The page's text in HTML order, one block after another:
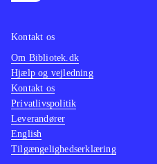
Kontakt os
Om Bibliotek.dk
Hjælp og vejledning
Kontakt os
Privatlivspolitik
Leverandører
English
Tilgængelighedserklæring